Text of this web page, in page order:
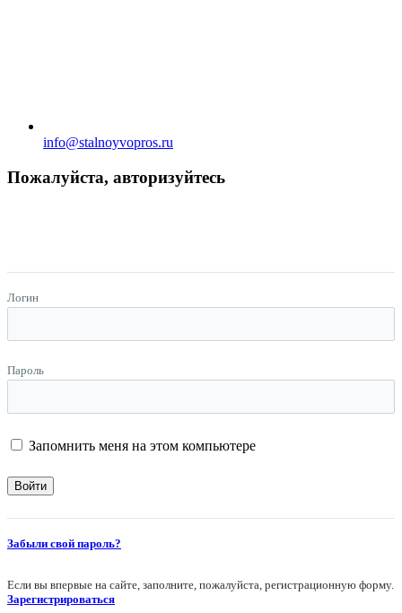
info@stalnoyvopros.ru
Пожалуйста, авторизуйтесь
Логин
Пароль
Запомнить меня на этом компьютере
Забыли свой пароль?
Если вы впервые на сайте, заполните, пожалуйста, регистрационную форму.
Зарегистрироваться